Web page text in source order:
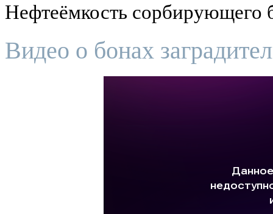
Нефтеёмкость сорбирующего
Видео о бонах